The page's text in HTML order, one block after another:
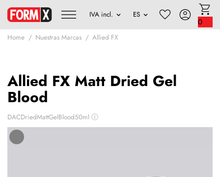
0
Home Nuestras Marcas Allied FX
Allied FX Matt Dried Gel
Blood
DACDriedMattGelBlood50ml ⓘ